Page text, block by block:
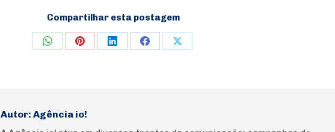
Compartilhar esta postagem
Share Share Share Share Share
Autor: Agência io!